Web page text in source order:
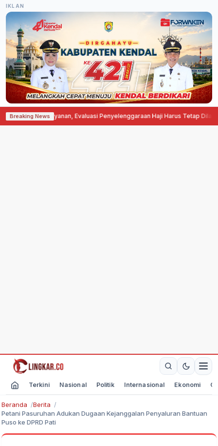
IKLAN
Breaking News
Layanan, Evaluasi Penyelenggaraan Haji Harus Tetap Dilakukan·
Terkini Nasional Politik Internasional Ekonomi
Beranda
Berita
Petani Pasuruhan Adukan Dugaan Kejanggalan Penyaluran Bantuan
Puso ke DPRD Pati